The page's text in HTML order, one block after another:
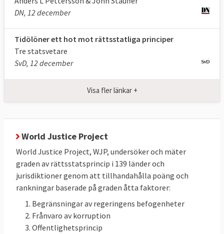
Raoul Wallenberg Institute vid Lunds
universitet beskriver i en
funktion, men inte den enda, är att begränsa
nationella myndigheter, regering,
lagstiftande församling, domstolar och
personer och andra privata aktörer, bland
annat föreningar och företag. Den gäller
exempelvis hur lagar skall stiftas och hur
brottsmisstänkta skall behandlas eller hur
skatter skall fastställas och uppbäras.
DN, 12 december
Tidölöner ett hot mot rättsstatliga principer
Tre statsvetare
SvD, 12 december
Visa fler länkar +
World Justice Project
World Justice Project, WJP, undersöker och mäter
graden av rättsstatsprincip i 139 länder och
jurisdiktioner genom att tillhandahålla poäng och
rankningar baserade på graden åtta faktorer:
Begränsningar av regeringens befogenheter
Frånvaro av korruption
Offentlighetsprincip